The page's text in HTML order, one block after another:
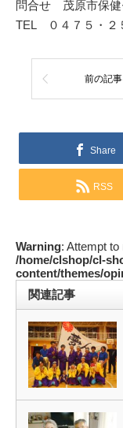
問合せ 茂原市保健
TEL ０４７５・２
前の記事
Share
RSS
Warning: Attempt
/home/clshop/cl-
content/themes/
関連記事